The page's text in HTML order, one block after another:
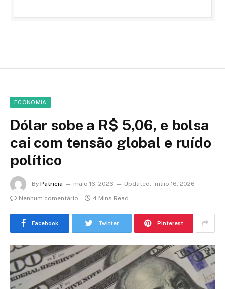
ECONOMIA
Dólar sobe a R$ 5,06, e bolsa
cai com tensão global e ruído
político
By Patricia maio 16, 2026 Updated:
maio 16, 2026
Nenhum comentário
4 Mins Read
Facebook Twitter Pinterest